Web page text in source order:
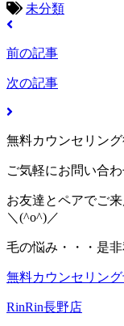
未分類
前の記事
次の記事
無料カウンセリン
ご気軽にお問い合
お友達とペアでご
＼(^o^)／
毛の悩み・・・是
無料カウンセリン
RinRin長野店